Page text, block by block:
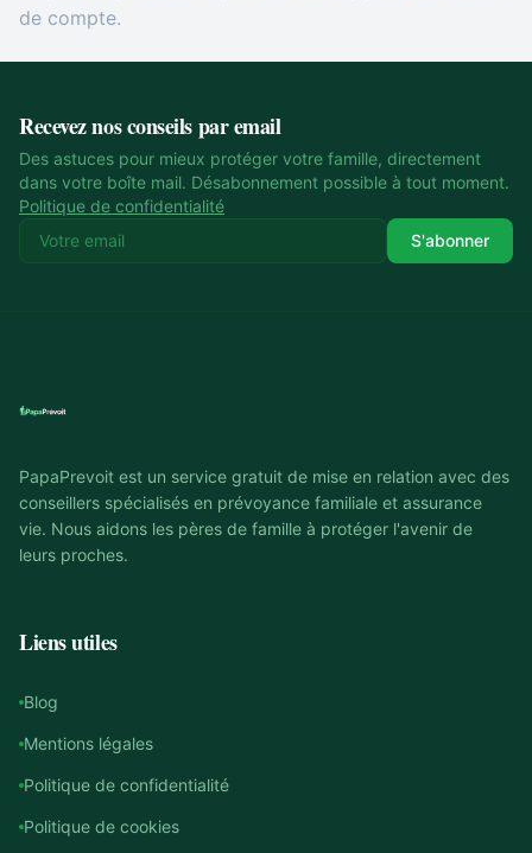
de compte.
Recevez nos conseils par email
Des astuces pour mieux protéger votre famille, directement
dans votre boîte mail. Désabonnement possible à tout moment.
Politique de confidentialité
S'abonner
PapaPrevoit est un service gratuit de mise en relation avec des
conseillers spécialisés en prévoyance familiale et assurance
vie. Nous aidons les pères de famille à protéger l'avenir de
leurs proches.
Liens utiles
Blog
Mentions légales
Politique de confidentialité
Politique de cookies